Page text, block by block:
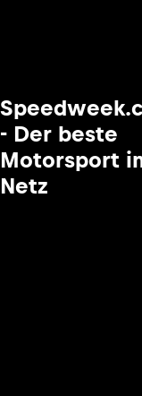
- Der beste
Motorsport
Netz